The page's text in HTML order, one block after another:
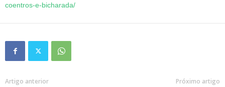
coentros-e-bicharada/
Artigo anterior Próximo artigo